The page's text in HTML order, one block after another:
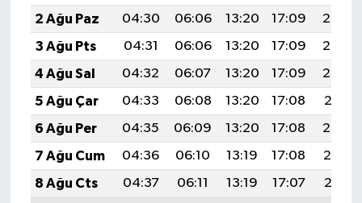
2 Ağu Paz
04:30 06:06 13:20 17:09
20:24
3 Ağu Pts
04:31 06:06 13:20 17:09
20:23
4 Ağu Sal
04:32 06:07 13:20 17:09
20:22
5 Ağu Çar
04:33 06:08 13:20 17:08
20:21
6 Ağu Per
04:35 06:09 13:20 17:08
20:20
7 Ağu Cum
04:36 06:10 13:19 17:08
20:19
8 Ağu Cts
04:37 06:11 13:19 17:07
20:18